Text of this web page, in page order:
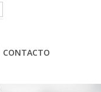
CONTACTO